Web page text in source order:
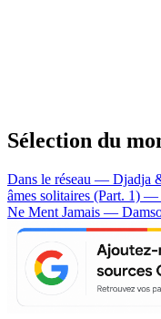
Sélection du
Dans le réseau — Djadja
âmes solitaires (Part. 1)
Ne Ment Jamais —